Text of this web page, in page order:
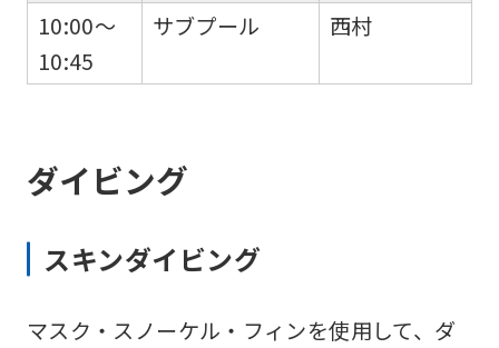
10:00～
10:45
サブプール
西村
ダイビング
スキンダイビング
マスク・スノーケル・フィンを使用して、ダ